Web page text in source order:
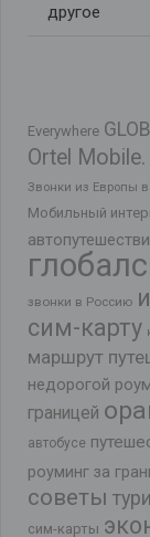
другое
Everywhere
Ortel Mobile.
Звонки из Европы
Мобильный
звонки в Россию
сим-карту
маршрут
недорогой
границей
автобусе
роуминг за
советы
сим-карты